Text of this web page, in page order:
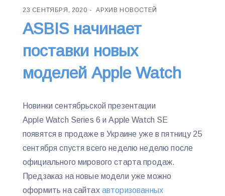
23 СЕНТЯБРЯ, 2020 АРХИВ НОВОСТЕЙ
ASBIS начинает
поставки новых
моделей Apple Watch
Новинки сентябрьской презентации
Apple Watch Series 6 и Apple Watch SE
появятся в продаже в Украине уже в пятницу 25
сентября спустя всего неделю неделю после
официального мирового старта продаж.
Предзаказ на новые модели уже можно
оформить на сайтах авторизованных